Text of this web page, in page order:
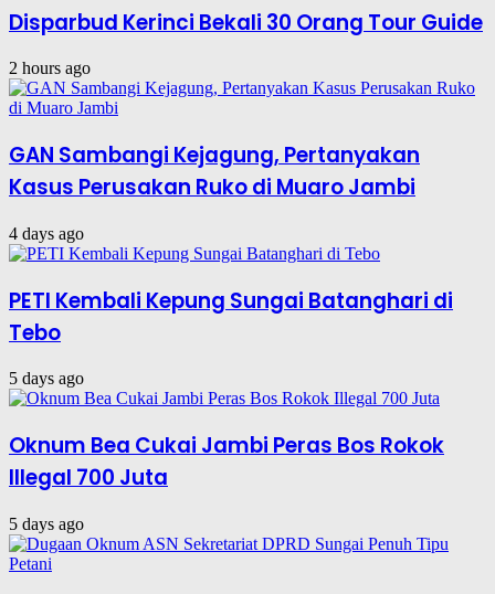
Disparbud Kerinci Bekali 30 Orang Tour Guide
2 hours ago
GAN Sambangi Kejagung, Pertanyakan
Kasus Perusakan Ruko di Muaro Jambi
4 days ago
PETI Kembali Kepung Sungai Batanghari di
Tebo
5 days ago
Oknum Bea Cukai Jambi Peras Bos Rokok
Illegal 700 Juta
5 days ago